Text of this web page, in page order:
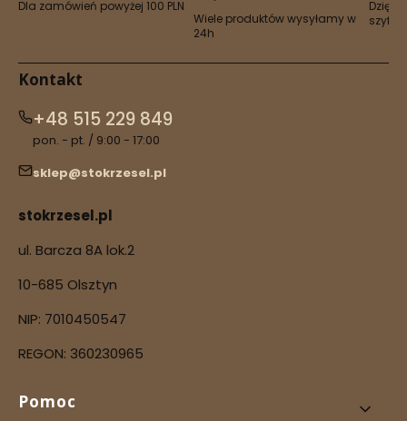
Dla zamówień powyżej 100 PLN
Wiele produktów wysyłamy w
24h
Dzięki
Kontakt
+48 515 229 849
pon. - pt. / 9:00 - 17:00
sklep@stokrzesel.pl
stokrzesel.pl
ul. Barcza 8A lok.2
10-685 Olsztyn
NIP: 7010450547
REGON: 360230965
Linki w stopce
Pomoc